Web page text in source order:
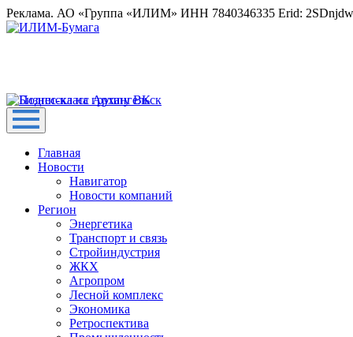
Реклама. АО «Группа «ИЛИМ» ИНН 7840346335 Erid:
Главная
Новости
Навигатор
Новости компаний
Регион
Энергетика
Транспорт и связь
Стройиндустрия
ЖКХ
Агропром
Лесной комплекс
Экономика
Ретроспектива